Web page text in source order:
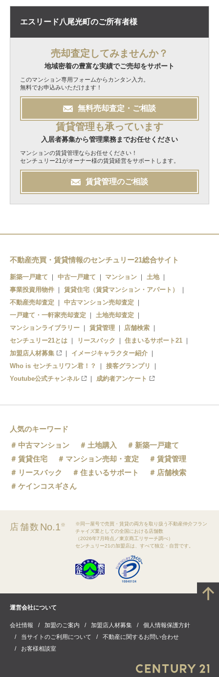
エスリード八尾光町のご所有者様
売却査定してみませんか？
地域密着の豊富な実績でご売却をサポート
このマンション専用フォームからカンタン入力。
無料でお申込みいただけます！
無料売却査定・ご相談
賃貸管理も承っています
入居者募集から管理業務までお任せください
マンションの賃貸管理ならお任せください！
センチュリー21がオーナー様の賃貸経営をサポートします。
賃貸管理のご相談
不動産売買・賃貸情報のセンチュリー21総合サイト
新築一戸建て 中古一戸建て マンション
土地
事業投資用物件
賃貸住宅（賃貸マンション・アパート）
不動産売却査定
中古マンション売却査定
一戸建て・一軒家売却査定
土地売却査定
マンションライブラリー
賃貸管理
店舗検索
センチュリー21とは
リースバック
住まいるサポート21
加盟店人材募集
イメージキャラクター紹介
Who is センチュリワン君！？
接客グランプリ
Youtube公式チャンネル
成約者アンケート
人気のキーワード
中古マンション
土地購入
新築一戸建て
賃貸住宅
マンション売却・査定
賃貸管理
リースバック
住まいるサポート
店舗検索
ケインコスギさん
店舗数 No.1※
※同一屋号で売買・賃貸の両方を取り扱う不動産仲介フラン
チャイズ業としての全国における店舗数
（2026年7月時点／東京商工リサーチ調べ）
センチュリー21の加盟店は、すべて独立・自営です。
運営会社について
会社情報 加盟のご案内 加盟店人材募集
個人情報保護方針
当サイトのご利用について
不動産に関するお問い合わせ
お客様相談室